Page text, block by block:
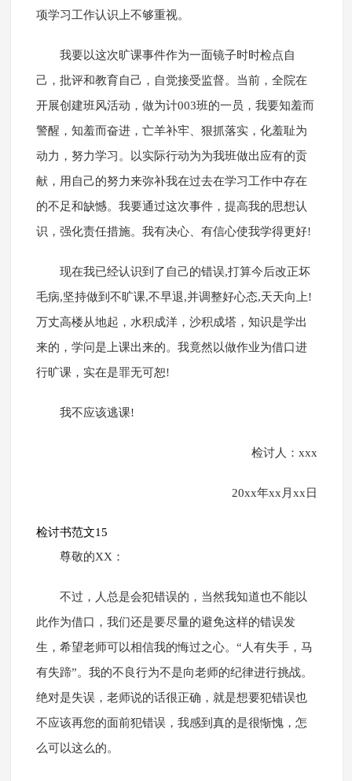
项学习工作认识上不够重视。
我要以这次旷课事件作为一面镜子时时检点自
己，批评和教育自己，自觉接受监督。当前，全院在
开展创建班风活动，做为计003班的一员，我要知羞而
警醒，知羞而奋进，亡羊补牢、狠抓落实，化羞耻为
动力，努力学习。以实际行动为为我班做出应有的贡
献，用自己的努力来弥补我在过去在学习工作中存在
的不足和缺憾。我要通过这次事件，提高我的思想认
识，强化责任措施。我有决心、有信心使我学得更好!
现在我已经认识到了自己的错误,打算今后改正坏
毛病,坚持做到不旷课,不早退,并调整好心态,天天向上!
万丈高楼从地起，水积成洋，沙积成塔，知识是学出
来的，学问是上课出来的。我竟然以做作业为借口进
行旷课，实在是罪无可恕!
我不应该逃课!
检讨人：xxx
20xx年xx月xx日
检讨书范文15
尊敬的XX：
不过，人总是会犯错误的，当然我知道也不能以
此作为借口，我们还是要尽量的避免这样的错误发
生，希望老师可以相信我的悔过之心。“人有失手，马
有失蹄”。我的不良行为不是向老师的纪律进行挑战。
绝对是失误，老师说的话很正确，就是想要犯错误也
不应该再您的面前犯错误，我感到真的是很惭愧，怎
么可以这么的。